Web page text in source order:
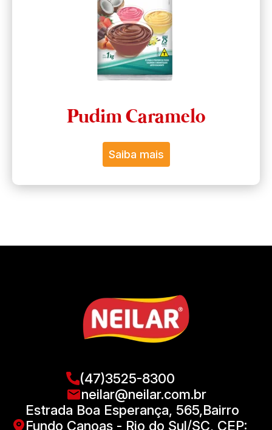
Pudim Caramelo
Saiba mais
(47)3525-8300
neilar@neilar.com.br
Estrada Boa Esperança, 565,Bairro
Fundo Canoas - Rio do Sul/SC, CEP: